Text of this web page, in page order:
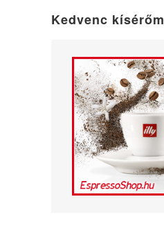
Kedvenc kísérőm